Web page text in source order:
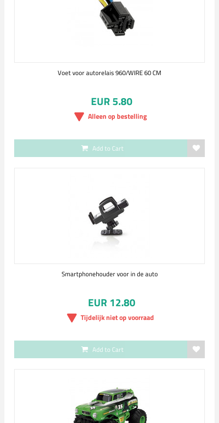
Voet voor autorelais 960/WIRE 60 CM
EUR 5.80
Alleen op bestelling
Add to Cart
Smartphonehouder voor in de auto
EUR 12.80
Tijdelijk niet op voorraad
Add to Cart